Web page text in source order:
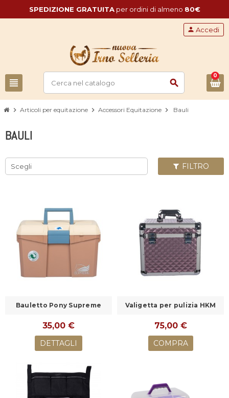
SPEDIZIONE GRATUITAper ordini di almeno 80€
view_headline search
person Accedi
0
chevron_right Articoli per equitazione chevron_right Accessori Equitazione chevron_right Bauli
BAULI
Scegli FILTRO
Bauletto Pony Supreme
35,00 €
DETTAGLI
Valigetta per pulizia HKM
75,00 €
COMPRA